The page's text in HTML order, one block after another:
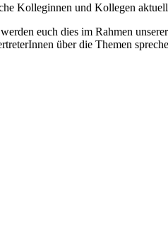
Kolleginnen und Kollegen
euch dies im Rahmen
über die Themen